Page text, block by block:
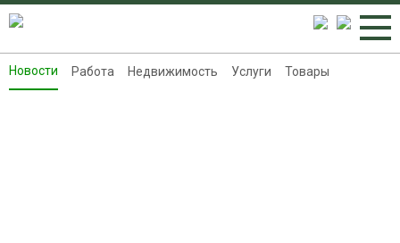
Новости
Новости Работа Недвижимость Услуги Товары